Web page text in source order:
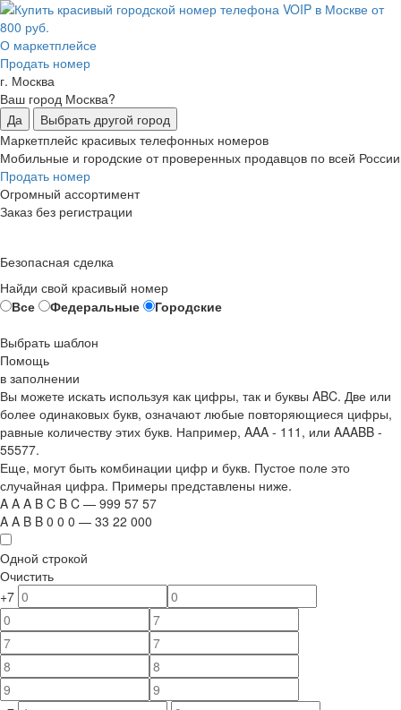
О маркетплейсе
Продать номер
г. Москва
Ваш город Москва?
Да
Выбрать другой город
Маркетплейс красивых телефонных номеров
Мобильные и городские от проверенных продавцов по всей России
Продать номер
Огромный ассортимент
Заказ без регистрации
Безопасная сделка
Найди свой красивый номер
Все
Федеральные
Городские
Выбрать шаблон
Помощь
в заполнении
Вы можете искать используя как цифры, так и буквы ABC. Две или
более одинаковых букв, означают любые повторяющиеся цифры,
равные количеству этих букв. Например, AAA - 111 , или AAABB -
55577.
Еще, могут быть комбинации цифр и букв. Пустое поле это
случайная цифра. Примеры представлены ниже.
A A A B C B C — 999 57 57
A A B B 0 0 0 — 33 22 000
Одной строкой
Очистить
+7